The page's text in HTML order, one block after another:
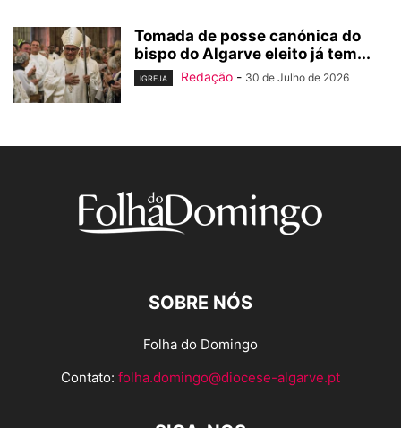
Tomada de posse canónica do
bispo do Algarve eleito já tem...
IGREJA Redação - 30 de Julho de 2026
SOBRE NÓS
Folha do Domingo
Contato: folha.domingo@diocese-algarve.pt